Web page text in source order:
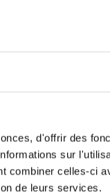
d'offrir des
sur
combiner celles-ci
de leurs services.
qui parfois
demandes.
béton fissuré etc.